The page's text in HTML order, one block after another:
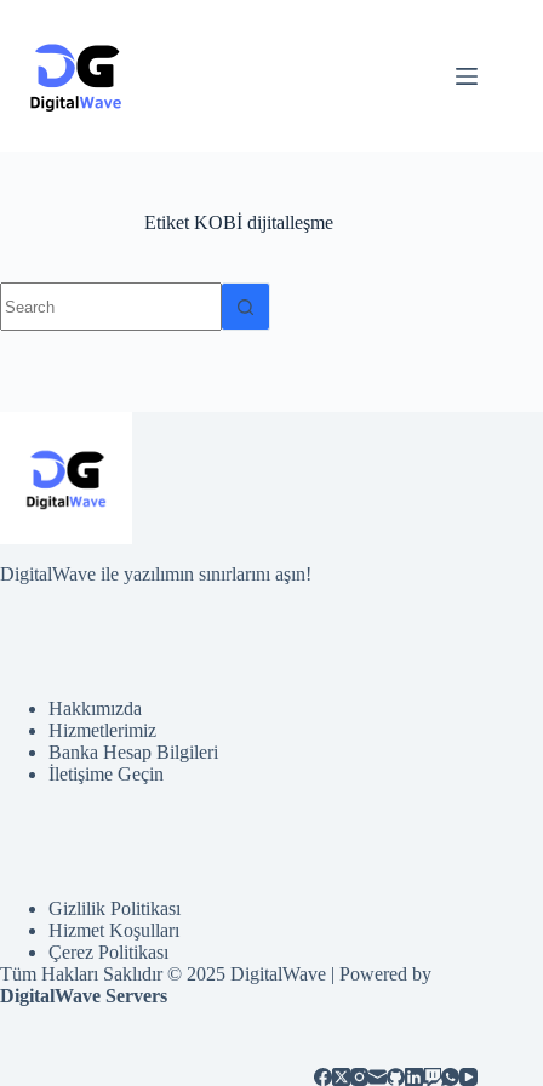
content
Etiket KOBİ dijitalleşme
results
DigitalWave ile yazılımın sınırlarını aşın!
Hakkımızda
Hizmetlerimiz
Banka Hesap Bilgileri
İletişime Geçin
Gizlilik Politikası
Hizmet Koşulları
Çerez Politikası
Tüm Hakları Saklıdır © 2025 DigitalWave | Powered by
DigitalWave Servers